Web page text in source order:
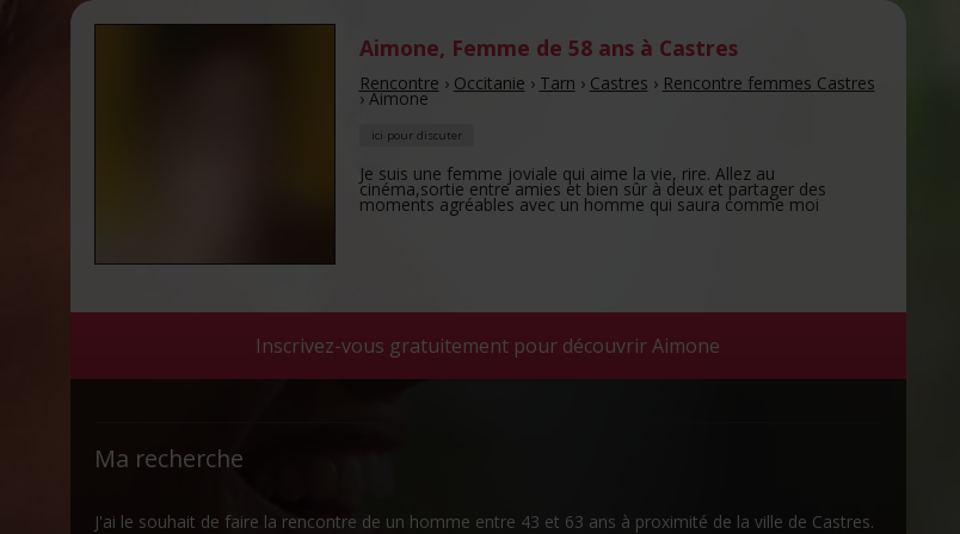
Aimone, Femme de 58 ansà Castres
Rencontre › Occitanie › Tarn › Castres › Rencontre femmes Castres
›Aimone
ici pour discuter
Je suis une femme joviale qui aime la vie, rire. Allez au
cinéma,sortie entre amies et bien sûr à deux et partager des
moments agréables avec un homme qui saura comme moi
Inscrivez-vous gratuitement pour découvrir Aimone
Ma recherche
J'ai le souhait de faire la rencontre de un homme entre 43 et 63 ans à proximité de la ville de Castres.